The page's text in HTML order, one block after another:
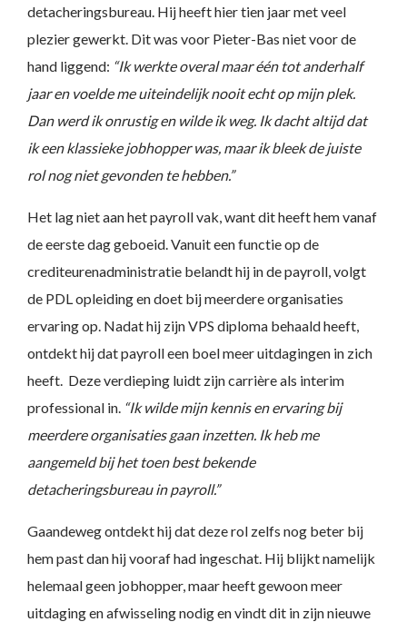
detacheringsbureau. Hij heeft hier tien jaar met veel
plezier gewerkt. Dit was voor Pieter-Bas niet voor de
hand liggend: “Ik werkte overal maar één tot anderhalf
jaar en voelde me uiteindelijk nooit echt op mijn plek.
Dan werd ik onrustig en wilde ik weg. Ik dacht altijd dat
ik een klassieke jobhopper was, maar ik bleek de juiste
rol nog niet gevonden te hebben.”
Het lag niet aan het payroll vak, want dit heeft hem vanaf
de eerste dag geboeid. Vanuit een functie op de
crediteurenadministratie belandt hij in de payroll, volgt
de PDL opleiding en doet bij meerdere organisaties
ervaring op. Nadat hij zijn VPS diploma behaald heeft,
ontdekt hij dat payroll een boel meer uitdagingen in zich
heeft. Deze verdieping luidt zijn carrière als interim
professional in. “Ik wilde mijn kennis en ervaring bij
meerdere organisaties gaan inzetten. Ik heb me
aangemeld bij het toen best bekende
detacheringsbureau in payroll.”
Gaandeweg ontdekt hij dat deze rol zelfs nog beter bij
hem past dan hij vooraf had ingeschat. Hij blijkt namelijk
helemaal geen jobhopper, maar heeft gewoon meer
uitdaging en afwisseling nodig en vindt dit in zijn nieuwe